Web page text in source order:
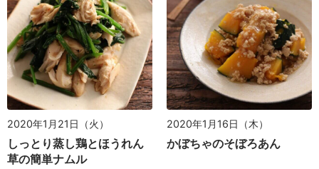
2020年1月21日（火）
しっとり蒸し鶏とほうれん
草の簡単ナムル
2020年1月16日（木）
かぼちゃのそぼろあん